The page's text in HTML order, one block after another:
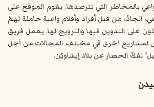
بالمخاطر التي تترصدها. يقوم الموقع على
الجادّ، من قبل أفراد وأقلام واعية حاملة لهمّ
على التدوين فيها والترويج لها. يعمل فريق
لمشاريع أخرى في مختلف المجالات من أجل
لفكّ الحصار عن بلاد إيشاويّن.